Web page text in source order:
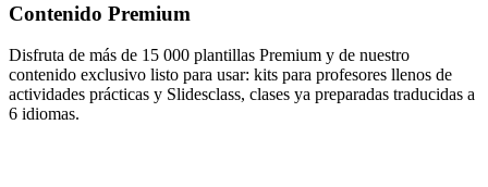
Contenido Premium
Disfruta de más de 15 000 plantillas Premium y de nuestro
contenido exclusivo listo para usar: kits para profesores llenos de
actividades prácticas y Slidesclass, clases ya preparadas traducidas a
6 idiomas.